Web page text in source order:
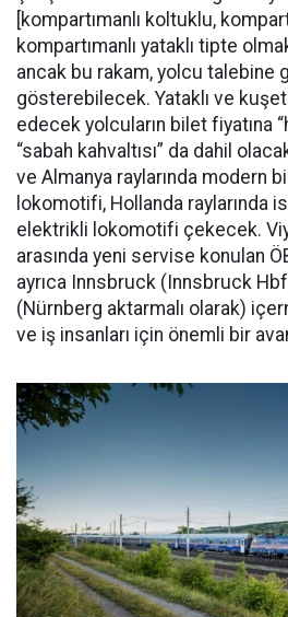
[kompartımanlı koltuklu,
kompartımanlı yataklı tipte
ancak bu rakam, yolcu talebine
gösterebilecek. Yataklı ve
edecek yolcuların bilet fiyatına
“sabah kahvaltısı” da dahil
ve Almanya raylarında modern
lokomotifi, Hollanda raylarında
elektrikli lokomotifi çekecek.
arasında yeni servise konulan
ayrıca Innsbruck (Innsbruck
(Nürnberg aktarmalı olarak)
ve iş insanları için önemli bir